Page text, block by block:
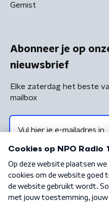
Gemist
Abonneer je op
nieuwsbrief
Elke zaterdag het beste
mailbox
Algemene voorwaarden